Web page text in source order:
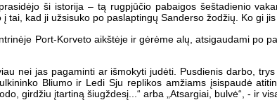
ši istorija – tą rugpjūčio pabaigos šeštadienio
tai, kad ji užsisuko po paslaptingų Sanderso žodžių. Ko gi
Port-Korveto aikštėje ir gėrėme alų, atsigaudami po
nei jas pagaminti ar išmokyti judėti. Pusdienis darbo,
Bliumo ir Ledi Sju replikos amžiams įsispaudė
girdžiu įtartiną šiugždesį...“ arba „Atsargiai, bulvė“, - ir